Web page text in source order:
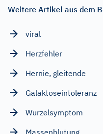
Weitere Artikel aus dem
viral
Herzfehler
Hernie, gleitende
Galaktoseintoleranz
Wurzelsymptom
Massenblutung